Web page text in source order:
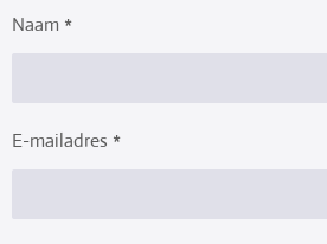
Naam *
E-mailadres *